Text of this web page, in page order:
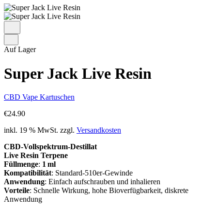
Auf Lager
Super Jack Live Resin
CBD Vape Kartuschen
€24.90
inkl. 19 % MwSt. zzgl. Versandkosten
CBD-Vollspektrum-Destillat
Live Resin Terpene
Füllmenge: 1 ml
Kompatibilität: Standard-510er-Gewinde
Anwendung: Einfach aufschrauben und inhalieren
Vorteile: Schnelle Wirkung, hohe Bioverfügbarkeit, diskrete
Anwendung